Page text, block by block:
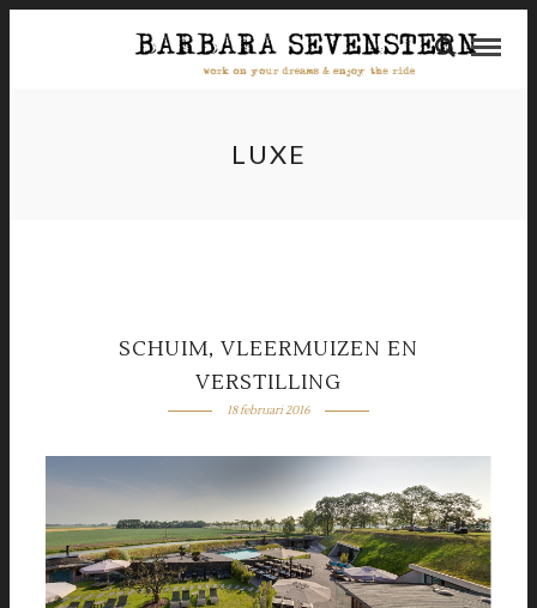
LUXE
SCHUIM, VLEERMUIZEN EN
VERSTILLING
18 februari 2016